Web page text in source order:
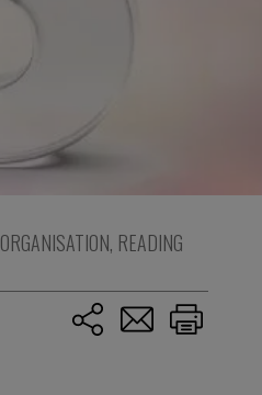
ORGANISATION, READING